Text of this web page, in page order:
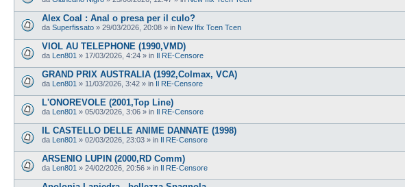
Alex Coal : Anal o presa per il culo?
da Superfissato » 29/03/2026, 20:08 » in New Ifix Tcen Tcen
VIOL AU TELEPHONE (1990,VMD)
da Len801 » 17/03/2026, 4:24 » in Il RE-Censore
GRAND PRIX AUSTRALIA (1992,Colmax, VCA)
da Len801 » 11/03/2026, 3:42 » in Il RE-Censore
L'ONOREVOLE (2001,Top Line)
da Len801 » 05/03/2026, 3:06 » in Il RE-Censore
IL CASTELLO DELLE ANIME DANNATE (1998)
da Len801 » 02/03/2026, 23:03 » in Il RE-Censore
ARSENIO LUPIN (2000,RD Comm)
da Len801 » 24/02/2026, 20:56 » in Il RE-Censore